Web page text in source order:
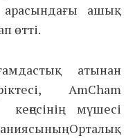
арасындағы ашық
өтті.
атынан
AmCham
мүшесі
Орталық